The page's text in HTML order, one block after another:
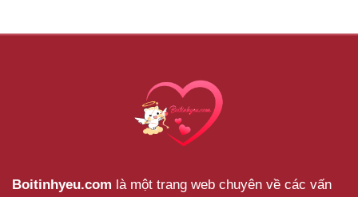
Boitinhyeu.com là một trang web chuyên về các vấn